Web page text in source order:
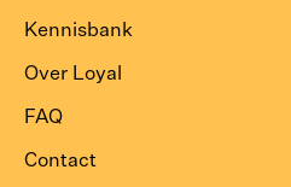
paginapagina
Kennisbank
Over Loyal
FAQ
Contact